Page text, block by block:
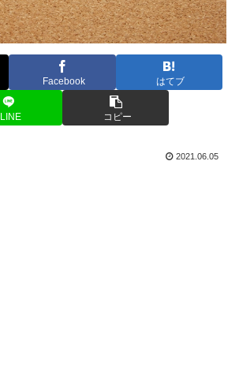
Facebook はてブ
LINE コピー
2021.06.05